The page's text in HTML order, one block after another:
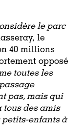
le parc
le
40 millions
opposé
toutes les
pas, mais qui
tous des amis
petits-enfants à